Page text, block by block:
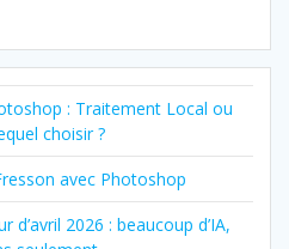
: Traitement Local ou
choisir ?
avec Photoshop
2026 : beaucoup d’IA,